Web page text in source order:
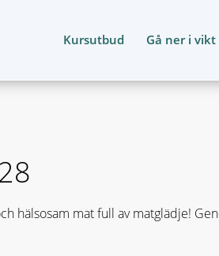
Kursutbud Gå ner i vikt
hälsosam mat full av matglädje!